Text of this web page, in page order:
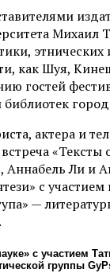
как Шуя,
гостей
актера и
«Тексты
Ли и
с
—
с участием
группы